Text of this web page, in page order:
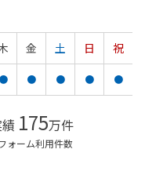
金 土 日
祝
● ● ● ● ●
175万件
ォーム利用件数